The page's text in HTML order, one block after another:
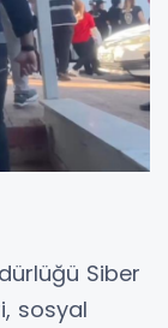
Siber
sosyal